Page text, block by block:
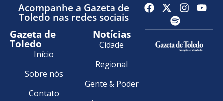
Acompanhe a Gazeta de
Toledo nas redes sociais
Gazeta de
Toledo
Início
Sobre nós
Contato
Notícias
Cidade
Regional
Gente & Poder